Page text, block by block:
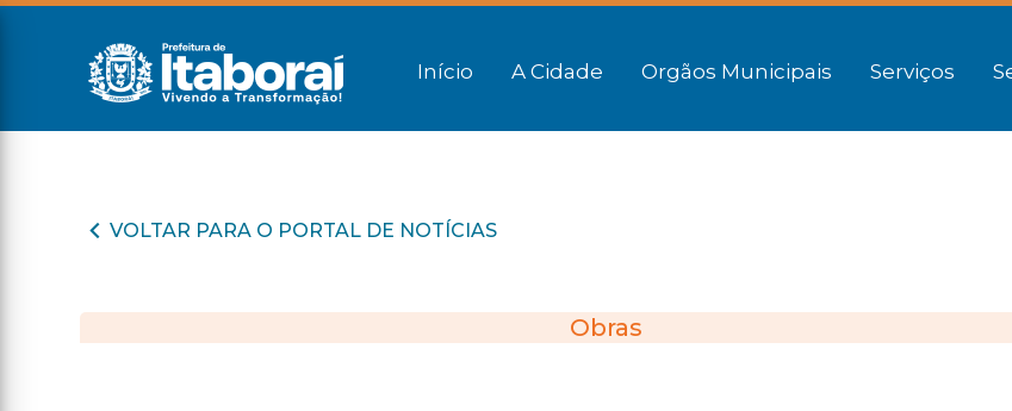
Início A Cidade Orgãos Municipais Serviços
VOLTAR PARA O PORTAL DE NOTÍCIAS
Obras